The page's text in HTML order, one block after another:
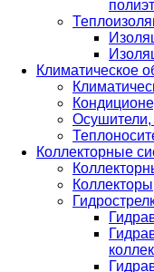
Климатическое
Осушители,
Коллекторные
Коллекторы